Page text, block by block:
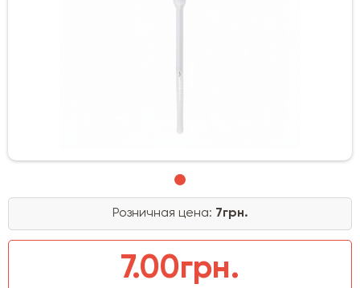
Розничная цена: 7грн.
7.00грн.